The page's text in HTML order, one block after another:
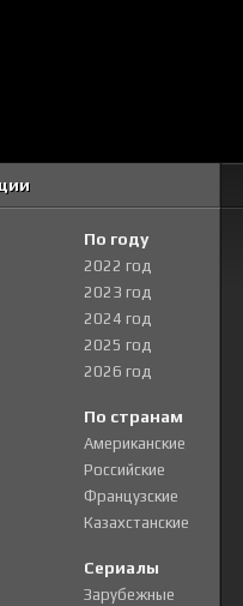
По году
2022 год
2023 год
2024 год
2025 год
2026 год
По странам
Американские
Российские
Французские
Казахстанские
Сериалы
Зарубежные